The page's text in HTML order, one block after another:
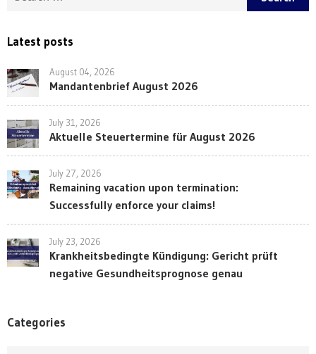
Latest posts
August 04, 2026
Mandantenbrief August 2026
July 31, 2026
Aktuelle Steuertermine für August 2026
July 27, 2026
Remaining vacation upon termination:
Successfully enforce your claims!
July 23, 2026
Krankheitsbedingte Kündigung: Gericht prüft
negative Gesundheitsprognose genau
Categories